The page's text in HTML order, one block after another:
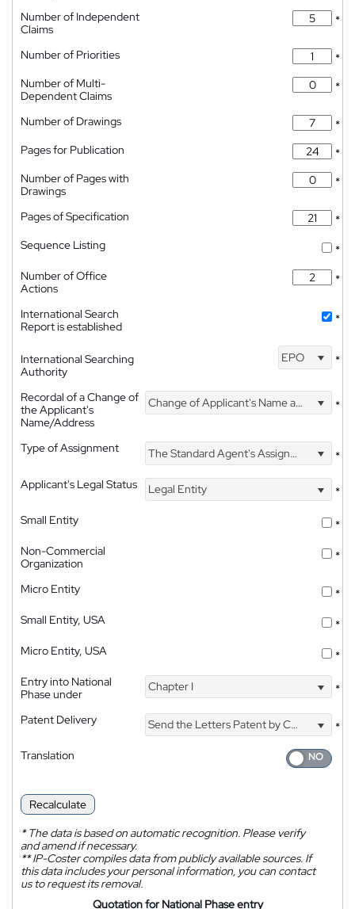
Number of Independent
Claims
*
Number of Priorities
*
Number of Multi-
Dependent Claims
*
Number of Drawings
*
Pages for Publication
*
Number of Pages with
Drawings
*
Pages of Specification
*
Sequence Listing
*
Number of Office
Actions
*
International Search
Report is established
*
International Searching
Authority
EPO *
Recordal of a Change of
the Applicant's
Name/Address
Change of Applicant's Name and Address *
Type of Assignment The Standard Agent's Assignment
*
Applicant's Legal Status
Legal Entity
*
Small Entity
*
Non-Commercial
Organization
*
Micro Entity
*
Small Entity, USA
*
Micro Entity, USA
*
Entry into National
Phase under
Chapter I *
Patent Delivery Send the Letters Patent by Courier
*
Translation
Recalculate
*The data is based on automatic recognition. Please verify
and amend if necessary.
**IP-Coster compiles data from publicly available sources. If
this data includes your personal information, you can contact
us to request its removal.
Quotation for National Phase entry